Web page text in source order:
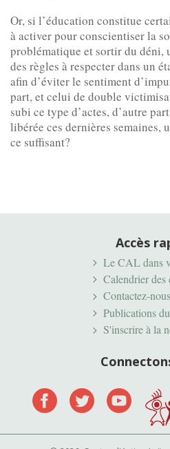
Or, si l’éducation constitue
à activer pour conscientiser la
problématique et sortir du déni,
des règles à respecter dans un
afin d’éviter le sentiment
part, et celui de double
subi ce type d’actes, d’autre
libérée ces dernières semaines,
ce suffisant?
Accès
Le CAL dans
Calendrier des
Contactez-nous
Publications
S'inscrire à la